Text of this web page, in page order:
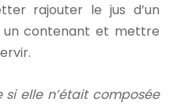
rajouter le jus d’un
un contenant et mettre
si elle n’était composée